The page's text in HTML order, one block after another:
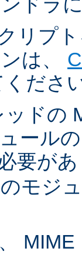
リプ
は、
くださ
ドの
ール
要が
モジ